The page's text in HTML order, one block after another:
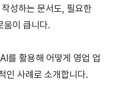
성하는 문서도, 필요한
움이 큽니다.
를 활용해 어떻게 영업 업
인 사례로 소개합니다.